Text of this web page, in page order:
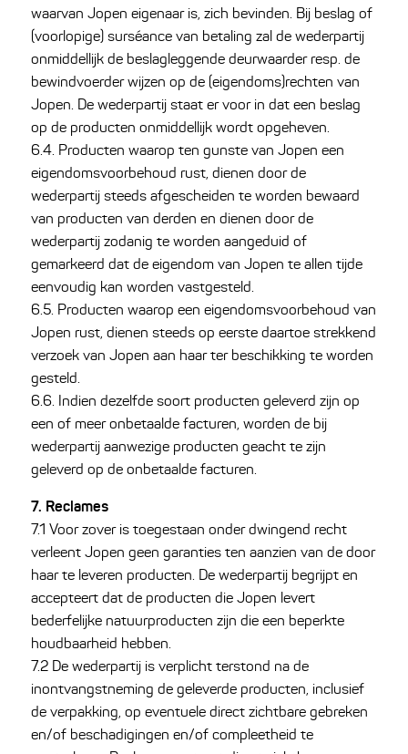
waarvan Jopen eigenaar is, zich bevinden. Bij beslag of
(voorlopige) surséance van betaling zal de wederpartij
onmiddellijk de beslagleggende deurwaarder resp. de
bewindvoerder wijzen op de (eigendoms)rechten van
Jopen. De wederpartij staat er voor in dat een beslag
op de producten onmiddellijk wordt opgeheven.
6.4. Producten waarop ten gunste van Jopen een
eigendomsvoorbehoud rust, dienen door de
wederpartij steeds afgescheiden te worden bewaard
van producten van derden en dienen door de
wederpartij zodanig te worden aangeduid of
gemarkeerd dat de eigendom van Jopen te allen tijde
eenvoudig kan worden vastgesteld.
6.5. Producten waarop een eigendomsvoorbehoud van
Jopen rust, dienen steeds op eerste daartoe strekkend
verzoek van Jopen aan haar ter beschikking te worden
gesteld.
6.6. Indien dezelfde soort producten geleverd zijn op
een of meer onbetaalde facturen, worden de bij
wederpartij aanwezige producten geacht te zijn
geleverd op de onbetaalde facturen.
7. Reclames
7.1 Voor zover is toegestaan onder dwingend recht
verleent Jopen geen garanties ten aanzien van de door
haar te leveren producten. De wederpartij begrijpt en
accepteert dat de producten die Jopen levert
bederfelijke natuurproducten zijn die een beperkte
houdbaarheid hebben.
7.2 De wederpartij is verplicht terstond na de
inontvangstneming de geleverde producten, inclusief
de verpakking, op eventuele direct zichtbare gebreken
en/of beschadigingen en/of compleetheid te